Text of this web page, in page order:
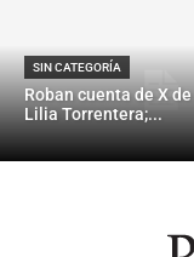
SIN CATEGORÍA
Roban cuenta de X
Lilia Torrentera;...